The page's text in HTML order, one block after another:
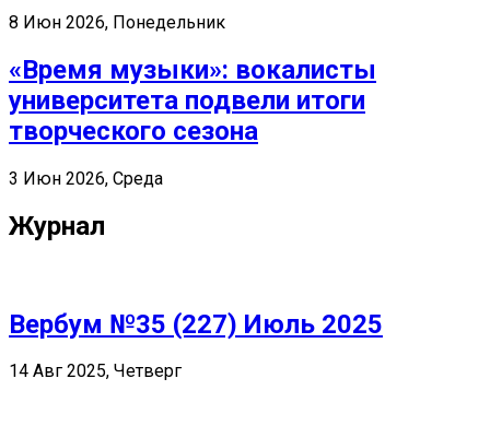
8 Июн 2026, Понедельник
«Время музыки»: вокалисты
университета подвели итоги
творческого сезона
3 Июн 2026, Среда
Журнал
Вербум №35 (227) Июль 2025
14 Авг 2025, Четверг